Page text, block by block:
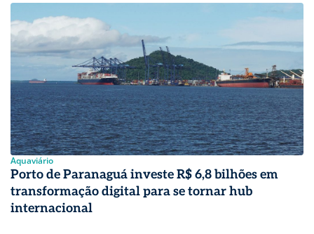
Aquaviário
Porto de Paranaguá investe R$ 6,8 bilhões em
transformação digital para se tornar hub
internacional